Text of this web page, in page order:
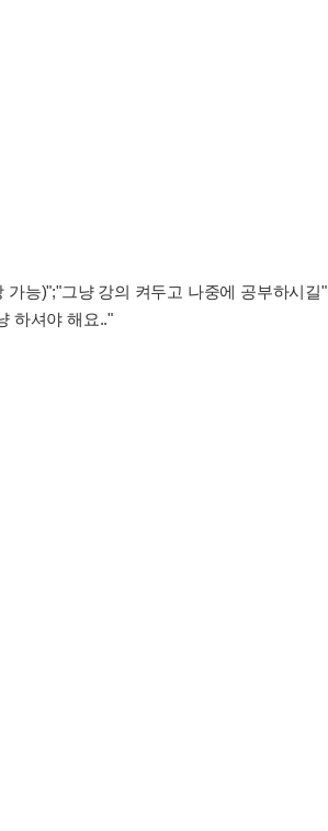
능)";"그냥 강의 켜두고 나중에 공부하시길"
하셔야 해요.."